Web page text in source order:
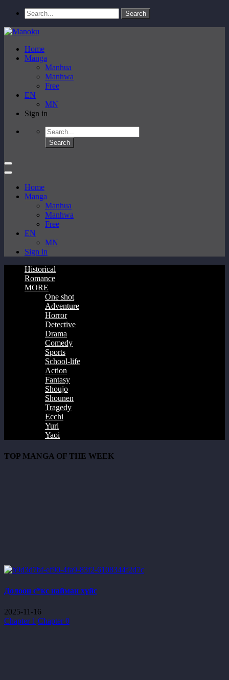
Home
Manga
Manhua
Manhwa
Free
EN
MN
Sign in
Home
Manga
Manhua
Manhwa
Free
EN
MN
Sign in
Historical
Romance
MORE
One shot
Adventure
Horror
Detective
Drama
Comedy
Sports
School-life
Action
Fantasy
Shoujo
Shounen
Tragedy
Ecchi
Yuri
Yaoi
TOP MANGA OF THE WEEK
Долоон с*кс найман хүйс
2025-11-16
Chapter 1 Chapter 0